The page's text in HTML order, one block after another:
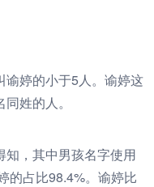
谕婷的小于5人。谕婷这
姓的人。
，其中男孩名字使用
的占比98.4%。谕婷比